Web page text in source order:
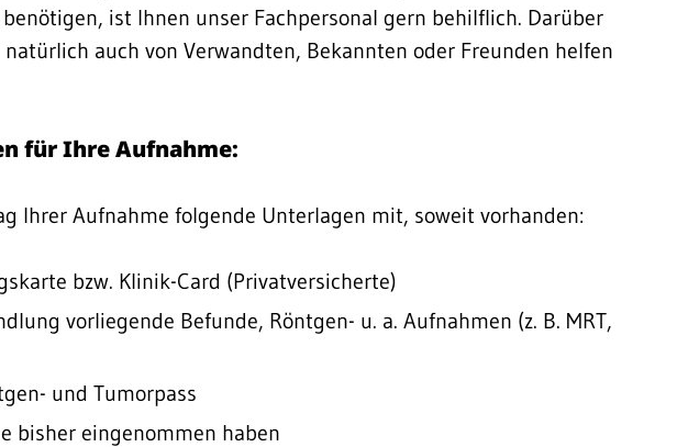
ist Ihnen unser Fachpersonal gern behilflich. Darüber
auch von Verwandten, Bekannten oder Freunden helfen
für Ihre Aufnahme:
Ihrer Aufnahme folgende Unterlagen mit, soweit vorhanden:
bzw. Klinik-Card (Privatversicherte)
vorliegende Befunde, Röntgen- u. a. Aufnahmen (z. B. MRT,
und Tumorpass
bisher eingenommen haben